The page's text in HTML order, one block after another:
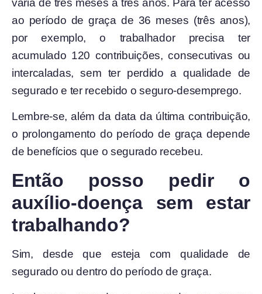
varia de três meses a três anos. Para ter acesso
ao período de graça de 36 meses (três anos),
por exemplo, o trabalhador precisa ter
acumulado 120 contribuições, consecutivas ou
intercaladas, sem ter perdido a qualidade de
segurado e ter recebido o seguro-desemprego.
Lembre-se, além da data da última contribuição,
o prolongamento do período de graça depende
de benefícios que o segurado recebeu.
Então posso pedir o
auxílio-doença sem estar
trabalhando?
Sim, desde que esteja com qualidade de
segurado ou dentro do período de graça.